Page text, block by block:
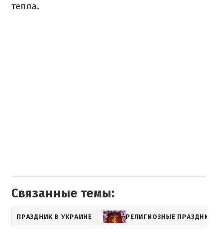
тепла.
Связанные темы:
ПРАЗДНИК В УКРАИНЕ РЕЛИГИОЗНЫЕ ПРАЗДНИКИ